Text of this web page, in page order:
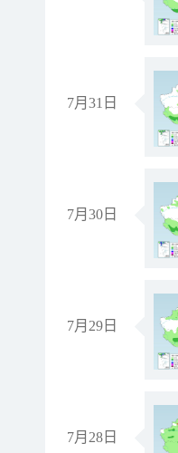
7月31日
7月30日
7月29日
7月28日